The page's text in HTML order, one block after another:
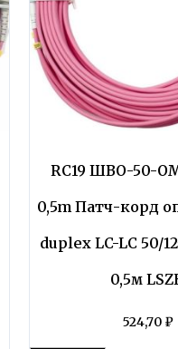
RC19 ШВО-50-
0,5m Патч-корд
duplex LC-LC 50/
0,5м
524,70 ₽